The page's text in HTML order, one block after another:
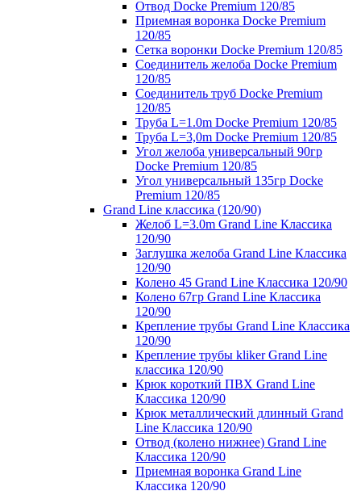
Отвод Docke Premium 120/85
Приемная воронка Docke Premium
120/85
Сетка воронки Docke Premium 120/85
Соединитель желоба Docke Premium
120/85
Соединитель труб Docke Premium
120/85
Труба L=1.0m Docke Premium 120/85
Труба L=3,0m Docke Premium 120/85
Угол желоба универсальный 90гр
Docke Premium 120/85
Угол универсальный 135гр Docke
Premium 120/85
Grand Line классика (120/90)
Желоб L=3.0m Grand Line Классика
120/90
Заглушка желоба Grand Line Классика
120/90
Колено 45 Grand Line Классика 120/90
Колено 67гр Grand Line Классика
120/90
Крепление трубы Grand Line Классика
120/90
Крепление трубы kliker Grand Line
классика 120/90
Крюк короткий ПВХ Grand Line
Классика 120/90
Крюк металлический длинный Grand
Line Классика 120/90
Отвод (колено нижнее) Grand Line
Классика 120/90
Приемная воронка Grand Line
Классика 120/90